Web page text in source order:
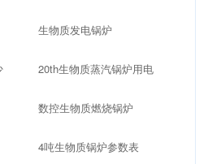
生物质发电锅炉
20th生物质蒸汽锅炉用电
数控生物质燃烧锅炉
4吨生物质锅炉参数表